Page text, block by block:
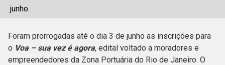
junho.
Foram prorrogadas até o dia 3 de junho as inscrições para
o Voa – sua vez é agora, edital voltado a moradores e
empreendedores da Zona Portuária do Rio de Janeiro. O